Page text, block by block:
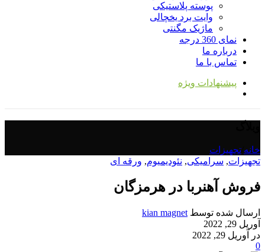
پوسته پلاستیکی
وایت برد یخچالی
ماژیک مگنتی
نمای 360 درجه
درباره ما
تماس با ما
پیشنهادات ویژه
خانه تجهیزات
تجهیزات, سرامیکی, نئودیمیوم, ورقه ای
فروش آهنربا در هرمزگان
ارسال شده توسط kian magnet
آوریل 29, 2022
در آوریل 29, 2022
0